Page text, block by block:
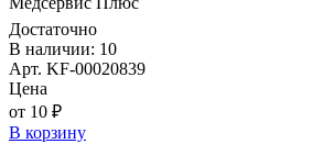
Достаточно
В наличии: 10
Арт. KF-00020839
Цена
от 10 ₽
В корзину